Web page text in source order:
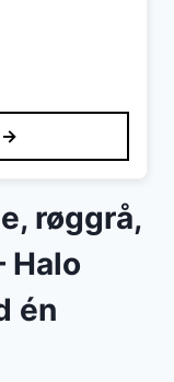
→
røggrå,
Halo
én